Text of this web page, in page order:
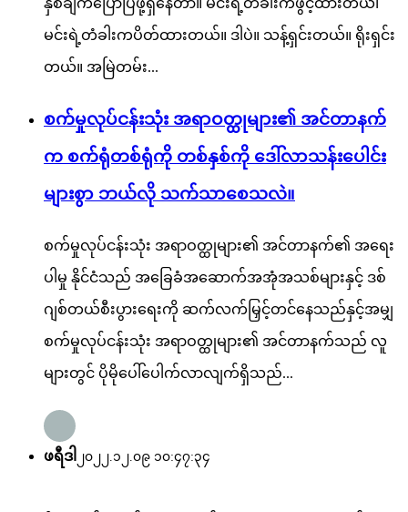
နှစ်ချက်ပြောပြဖို့ရှိနေတာ။ မင်းရဲ့တံခါးကဖွင့်ထားတယ်၊
မင်းရဲ့တံခါးကပိတ်ထားတယ်။ ဒါပဲ။ သန့်ရှင်းတယ်။ ရိုးရှင်း
တယ်။ အမြဲတမ်း...
စက်မှုလုပ်ငန်းသုံး အရာဝတ္ထုများ၏ အင်တာနက်
က စက်ရုံတစ်ရုံကို တစ်နှစ်ကို ဒေါ်လာသန်းပေါင်း
များစွာ ဘယ်လို သက်သာစေသလဲ။
စက်မှုလုပ်ငန်းသုံး အရာဝတ္ထုများ၏ အင်တာနက်၏ အရေး
ပါမှု နိုင်ငံသည် အခြေခံအဆောက်အအုံအသစ်များနှင့် ဒစ်
ဂျစ်တယ်စီးပွားရေးကို ဆက်လက်မြှင့်တင်နေသည်နှင့်အမျှ
စက်မှုလုပ်ငန်းသုံး အရာဝတ္ထုများ၏ အင်တာနက်သည် လူ
များတွင် ပိုမိုပေါ်ပေါက်လာလျက်ရှိသည်...
ဖရီဒါ ၂၀၂၂.၁၂.၀၉ ၁၀:၄၇:၃၄